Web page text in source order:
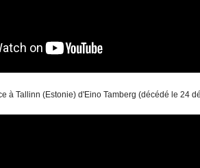
à Tallinn (Estonie) d'Eino Tamberg (décédé le 24